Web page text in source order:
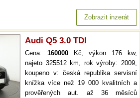
Zobrazit inzerát
Audi Q5 3.0 TDI
Cena: 160000Kč, výkon 176 kw,
najeto 325512 km, rok výroby: 2009,
koupeno v: česká republika servisní
knížka více než 19 000 kvalitních a
prověřených aut. až 36 měsíců